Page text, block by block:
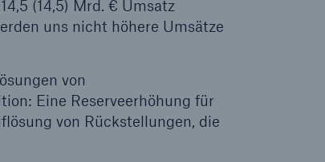
(14,5) Mrd. € Umsatz
uns nicht höhere Umsätze
von
Eine Reserveerhöhung für
von Rückstellungen, die